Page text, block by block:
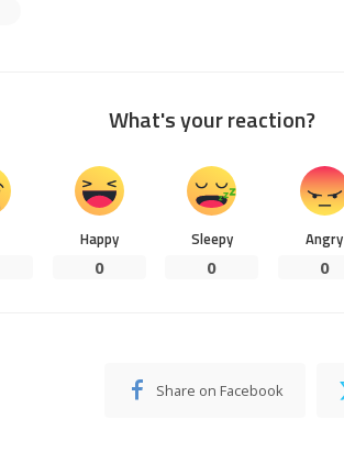
What's your reaction?
Happy
0
Sleepy
0
Angry
0
Share on Facebook